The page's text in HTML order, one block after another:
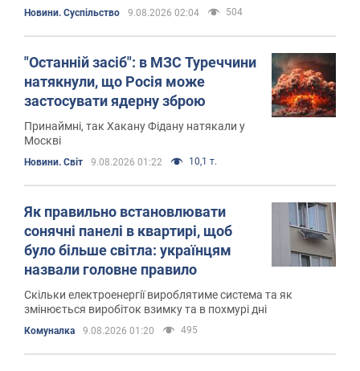
Новини. Суспільство 9.08.2026 02:04 504
"Останній засіб": в МЗС Туреччини
натякнули, що Росія може
застосувати ядерну зброю
Принаймні, так Хакану Фідану натякали у
Москві
Новини. Світ 9.08.2026 01:22 10,1 т.
Як правильно встановлювати
сонячні панелі в квартирі, щоб
було більше світла: українцям
назвали головне правило
Скільки електроенергії вироблятиме система та як
змінюється виробіток взимку та в похмурі дні
Комуналка 9.08.2026 01:20 495